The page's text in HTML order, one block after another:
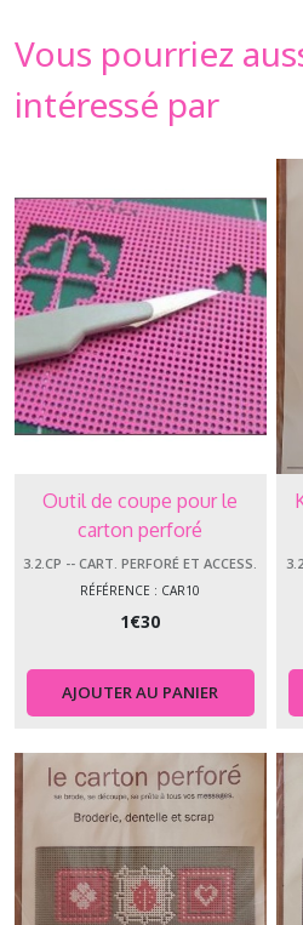
Vous pourriez
intéressé par
Outil de coupe pour le
carton perforé
3.2.CP -- CART. PERFORÉ ET ACCESS.
RÉFÉRENCE : CAR10
1€30
AJOUTER AU PANIER